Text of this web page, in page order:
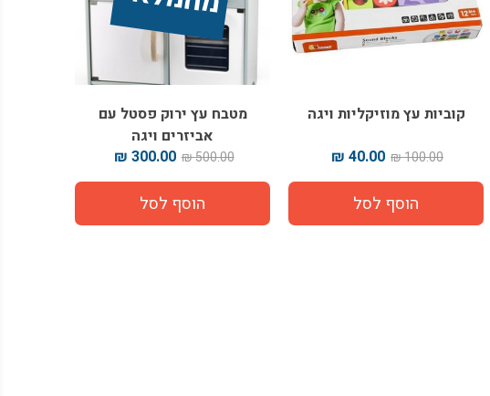
קוביות עץ מוזיקליות ויגה
100.00 ₪
40.00 ₪
מטבח עץ ירוק פסטל עם
אביזרים ויגה
500.00 ₪
300.00 ₪